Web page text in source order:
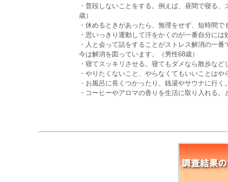
・普段しないことをする。例えば、昼間で寝る
歳）
・休めるときがあったら、無理をせず、短時間
・思いっきり運動して汗をかくのが一番自分に
・人と会って話をすることがストレス解消の一
今は解消を図っています。（男性68歳）
・寝てスッキリさせる。寝てもダメなら散歩な
・やりたくないこと、やらなくてもいいことはや
・お風呂に長くつかったり、銭湯やサウナに行く
・コーヒーやアロマの香りを生活に取り入れる